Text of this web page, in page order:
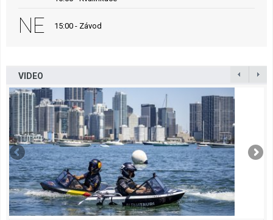
NE 15:00 - Závod
VIDEO